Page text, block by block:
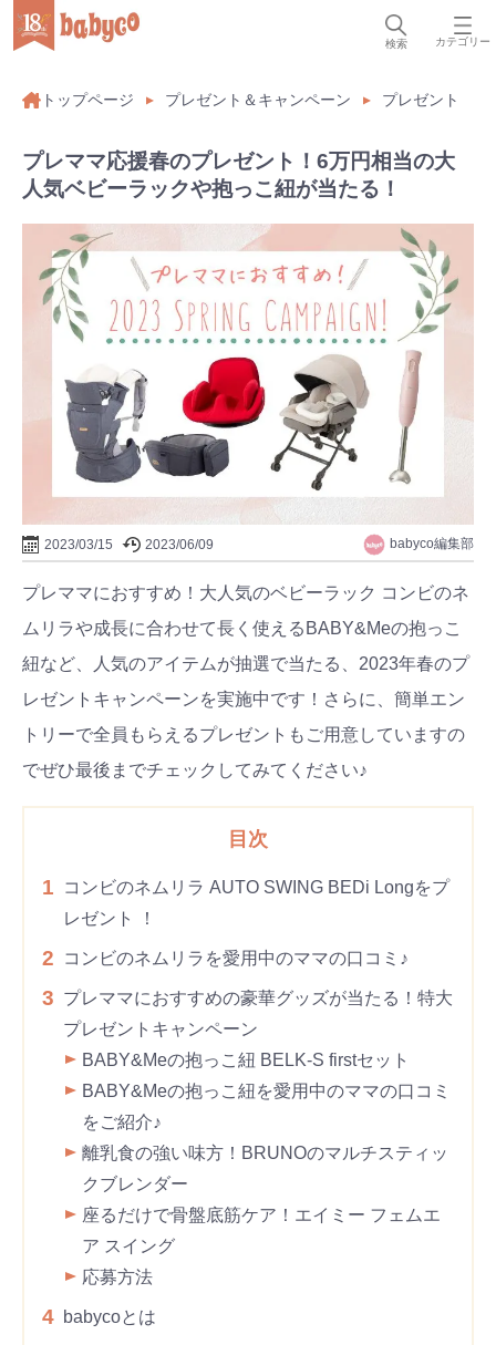
検索 カテゴリー
トップページ プレゼント＆キャンペーン プレゼント
プレママ応援春のプレゼント！6万円相当の大
人気ベビーラックや抱っこ紐が当たる！
2023/03/15 2023/06/09 babyco編集部
プレママにおすすめ！大人気のベビーラック コンビのネ
ムリラや成長に合わせて長く使えるBABY&Meの抱っこ
紐など、人気のアイテムが抽選で当たる、2023年春のプ
レゼントキャンペーンを実施中です！さらに、簡単エン
トリーで全員もらえるプレゼントもご用意していますの
でぜひ最後までチェックしてみてください♪
目次
1
コンビのネムリラ AUTO SWING BEDi Longをプ
レゼント ！
2 コンビのネムリラを愛用中のママの口コミ♪
3 プレママにおすすめの豪華グッズが当たる！特大
プレゼントキャンペーン
BABY&Meの抱っこ紐 BELK-S firstセット
BABY&Meの抱っこ紐を愛用中のママの口コミ
をご紹介♪
離乳食の強い味方！BRUNOのマルチスティッ
クブレンダー
座るだけで骨盤底筋ケア！エイミー フェムエ
ア スイング
応募方法
4 babycoとは